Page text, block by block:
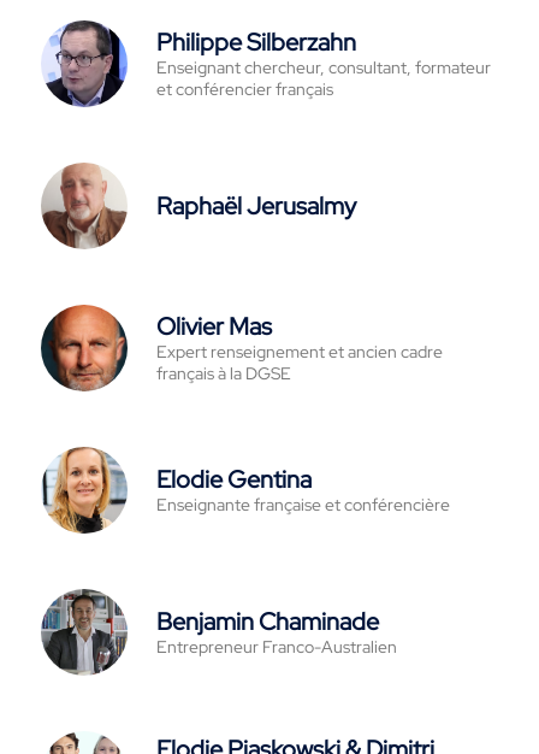
Philippe Silberzahn
Enseignant chercheur, consultant, formateur
et conférencier français
Raphaël Jerusalmy
Olivier Mas
Expert renseignement et ancien cadre
français à la DGSE
Elodie Gentina
Enseignante française et conférencière
Benjamin Chaminade
Entrepreneur Franco-Australien